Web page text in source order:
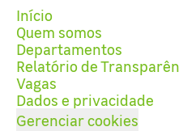
Início
Quem somos
Departamentos
Relatório de
Vagas
Dados e privacidade
Gerenciar cookies